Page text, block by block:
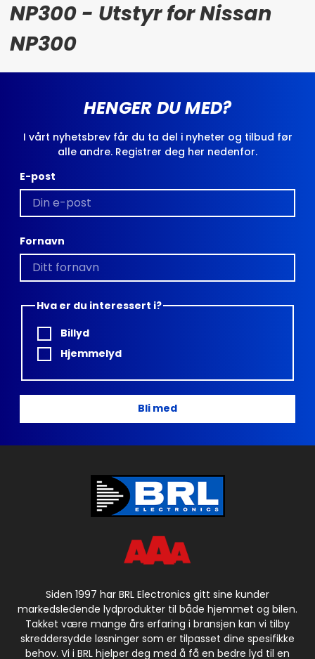
NP300 - Utstyr for Nissan
NP300
HENGER DU MED?
I vårt nyhetsbrev får du ta del i nyheter og tilbud før
alle andre. Registrer deg her nedenfor.
E-post
Fornavn
Hva er du interessert i?
Billyd
Hjemmelyd
Bli med
Siden 1997 har BRL Electronics gitt sine kunder
markedsledende lydprodukter til både hjemmet og bilen.
Takket være mange års erfaring i bransjen kan vi tilby
skreddersydde løsninger som er tilpasset dine spesifikke
behov. Vi i BRL hjelper deg med å få en bedre lyd til en